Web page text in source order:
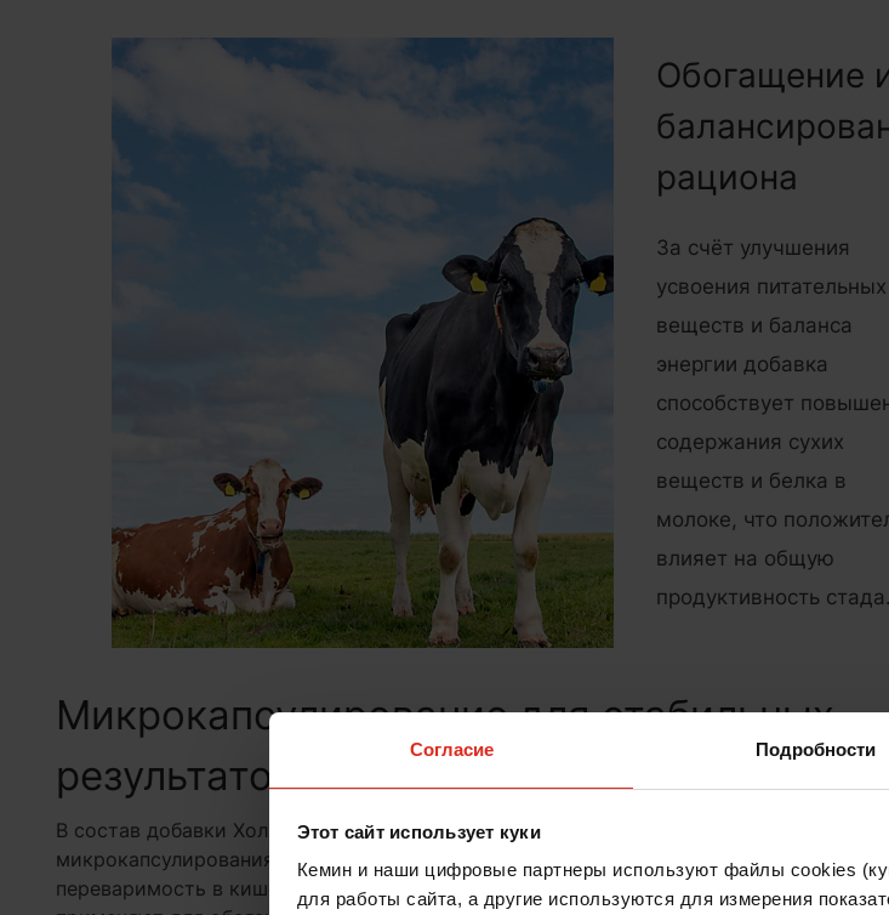
Согласие Подробности
Этот сайт использует куки
Кемин и наши цифровые партнеры используют файлы cookies
для работы сайта, а другие используются для измерения
Обогащение
рациона
За счёт улучшения
усвоения питательных
веществ и баланса
энергии добавка
способствует
содержания сухих
веществ и белка в
молоке, что
влияет на общую
продуктивность стада.
Микрокапсулирование для стабильных
результатов
В состав добавки ХолиПЕРЛ® входит холин хлорид, который благодаря специальной
микрокапсулирования защищен от разрушения в рубце. Это обеспечивает высокую
переваримость в кишечнике даже при сложных условиях смешивания кормов. Холин